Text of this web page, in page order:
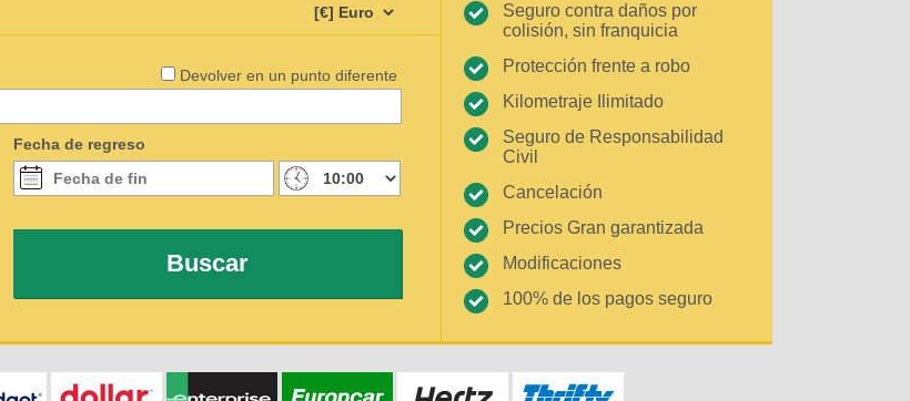
Devolver en un punto diferente
Fecha de regreso
Buscar
Seguro contra daños por
colisión, sin franquicia
Protección frente a robo
Kilometraje Ilimitado
Seguro de Responsabilidad
Civil
Cancelación
Precios Gran garantizada
Modificaciones
100% de los pagos seguro